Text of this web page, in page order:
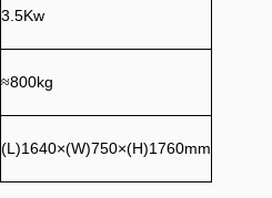
3.5Kw
≈800kg
(L)1640×(W)750×(H)1760mm